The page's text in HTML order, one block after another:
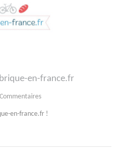
en-france.fr
en-france.fr !